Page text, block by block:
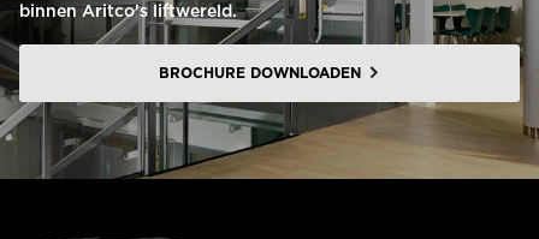
binnen Aritco's liftwereld.
BROCHURE DOWNLOADEN